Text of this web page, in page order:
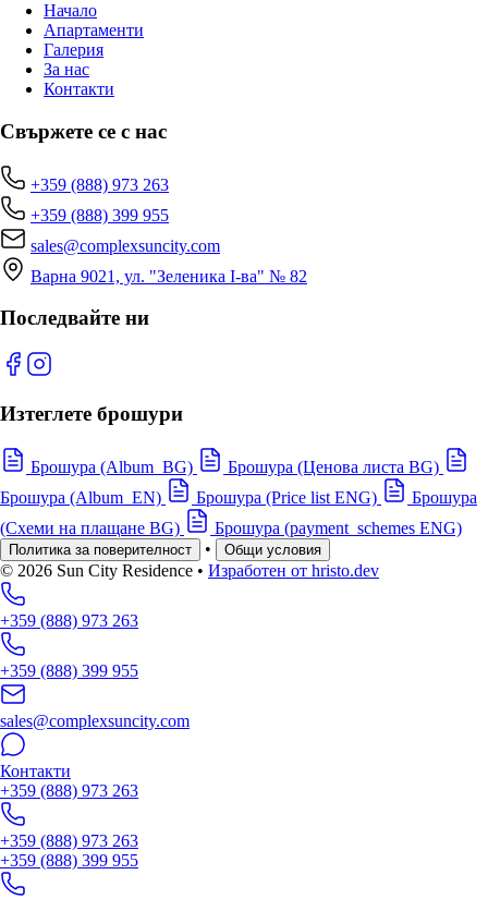
Начало
Апартаменти
Галерия
За нас
Контакти
Свържете се с нас
+359 (888) 973 263
+359 (888) 399 955
sales@complexsuncity.com
Варна 9021, ул. "Зеленика I-ва" № 82
Последвайте ни
Изтеглете брошури
Брошура (Album_BG)
Брошура (Ценова листа BG)
Брошура (Album_EN)
Брошура (Price list ENG)
Брошура
(Схеми на плащане BG)
Брошура (payment_schemes ENG)
Политика за поверителност • Общи условия
© 2026 Sun City Residence • Изработен от hristo.dev
+359 (888) 973 263
+359 (888) 399 955
sales@complexsuncity.com
Контакти
+359 (888) 973 263
+359 (888) 973 263
+359 (888) 399 955